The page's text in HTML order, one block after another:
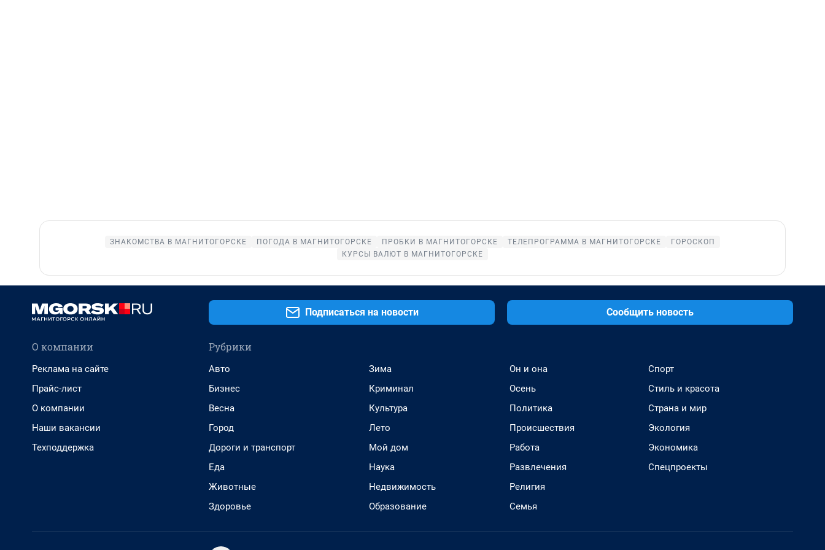
ЗНАКОМСТВА В МАГНИТОГОРСКЕ ПОГОДА В МАГНИТОГОРСКЕ ПРОБКИ В МАГНИТОГОРСКЕ ТЕЛЕПРОГРАММА В МАГНИТОГОРСКЕ
ГОРОСКОП
КУРСЫ ВАЛЮТ В МАГНИТОГОРСКЕ
Подписаться на новости Сообщить новость
О компании
Реклама на сайте
Прайс-лист
О компании
Наши вакансии
Техподдержка
Рубрики
Авто
Бизнес
Весна
Город
Дороги и транспорт
Еда
Животные
Здоровье
Зима
Криминал
Культура
Лето
Мой дом
Наука
Недвижимость
Образование
Он и она
Осень
Политика
Происшествия
Работа
Развлечения
Религия
Семья
Спорт
Стиль и красота
Страна и мир
Экология
Экономика
Спецпроекты